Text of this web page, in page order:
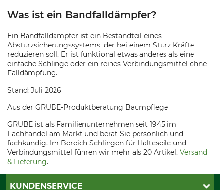
Was ist ein Bandfalldämpfer?
Ein Bandfalldämpfer ist ein Bestandteil eines
Absturzsicherungssystems, der bei einem Sturz Kräfte
reduzieren soll. Er ist funktional etwas anderes als eine
einfache Schlinge oder ein reines Verbindungsmittel ohne
Falldämpfung.
Stand: Juli 2026
Aus der GRUBE-Produktberatung Baumpflege
GRUBE ist als Familienunternehmen seit 1945 im
Fachhandel am Markt und berät Sie persönlich und
fachkundig. Im Bereich Schlingen für Halteseile und
Verbindungsmittel führen wir mehr als 20 Artikel. Versand
& Lieferung.
KUNDENSERVICE